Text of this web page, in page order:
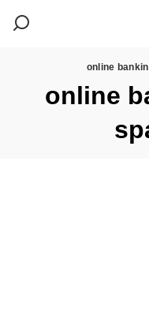
online
online